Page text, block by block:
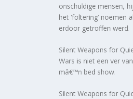
onschuldige mensen,
het ‘foltering’ noemen
erdoor getroffen werd.
Silent Weapons for
Wars is niet een ver van
mâ€™n bed show.
Silent Weapons for